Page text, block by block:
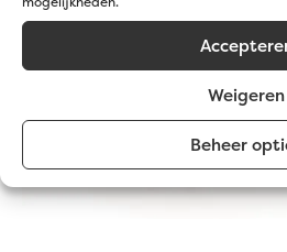
Weigeren
Beheer